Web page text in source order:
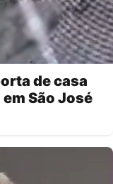
de casa
São José